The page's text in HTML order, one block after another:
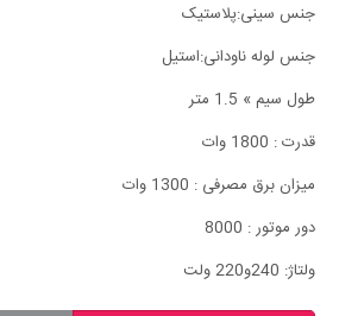
جنس سینی:پلاستیک
جنس لوله ناودانی:استیل
طول سیم » 1.5 متر
قدرت : 1800 وات
میزان برق مصرفی : 1300 وات
دور موتور : 8000
ولتاژ: 240و220 ولت